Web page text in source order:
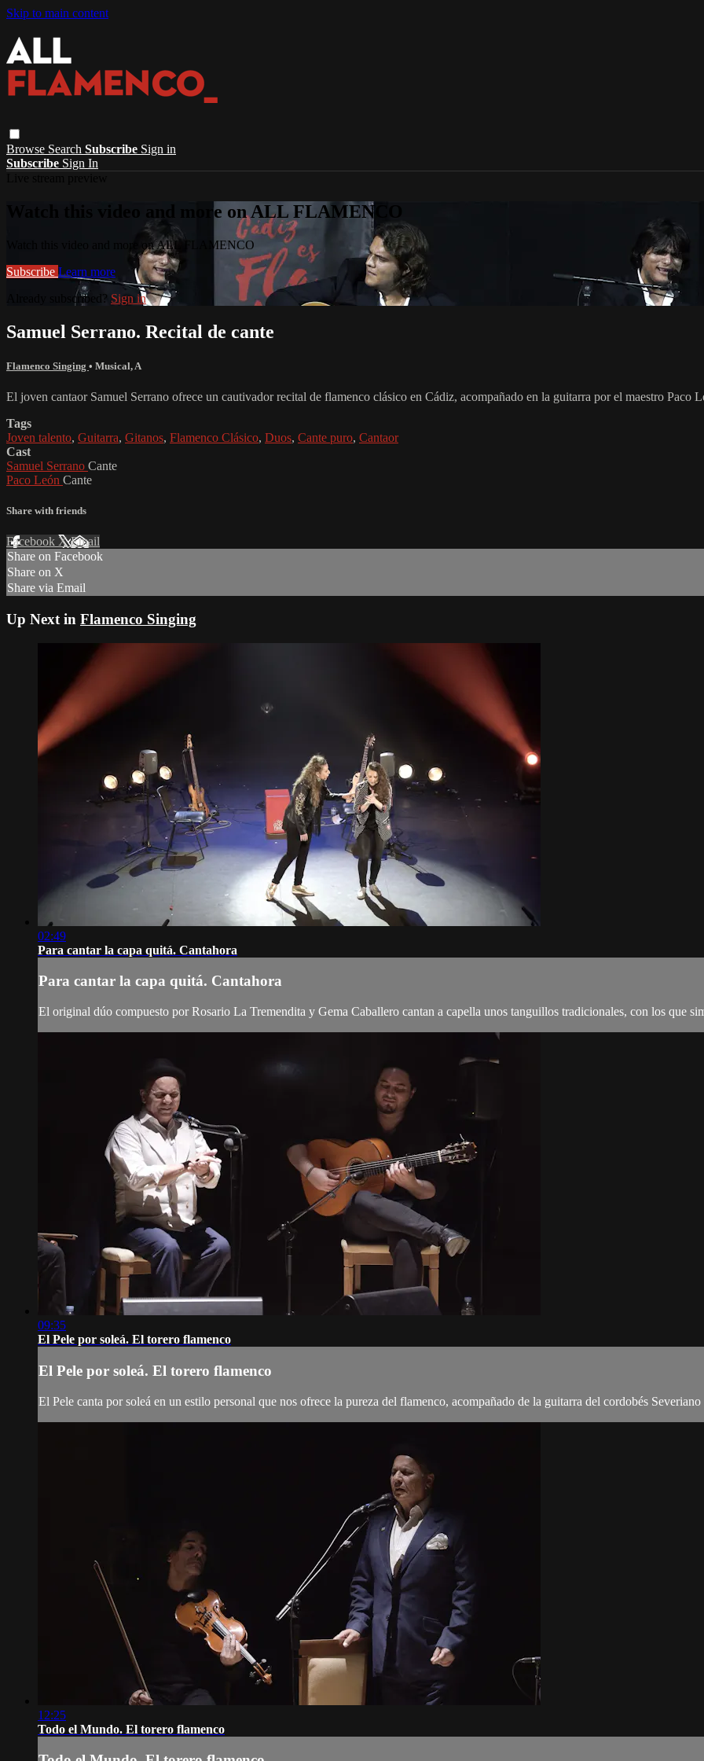
Skip to main content
Browse Search Subscribe Sign in
Subscribe Sign In
Watch this video and more on ALL FLAMENCO
Watch this video and more on ALL FLAMENCO
Subscribe Learn more
Already subscribed? Sign in
Samuel Serrano. Recital de cante
Flamenco Singing • Musical, A
El joven cantaor Samuel Serrano ofrece un cautivador recital de flamenco clásico en Cádiz, acompañado en la guitarra por el maestro Paco
Tags
Joven talento, Guitarra, Gitanos, Flamenco Clásico, Duos, Cante puro, Cantaor
Cast
Samuel Serrano Cante
Paco León Cante
Share with friends
Facebook XEmail
Share on Facebook
Share on X
Share via Email
Up Next in Flamenco Singing
02:49
Para cantar la capa quitá. Cantahora
Para cantar la capa quitá. Cantahora
El original dúo compuesto por Rosario La Tremendita y Gema Caballero cantan a capella unos tanguillos tradicionales, con los que
09:35
El Pele por soleá. El torero flamenco
El Pele por soleá. El torero flamenco
El Pele canta por soleá en un estilo personal que nos ofrece la pureza del flamenco, acompañado de la guitarra del cordobés
12:25
Todo el Mundo. El torero flamenco